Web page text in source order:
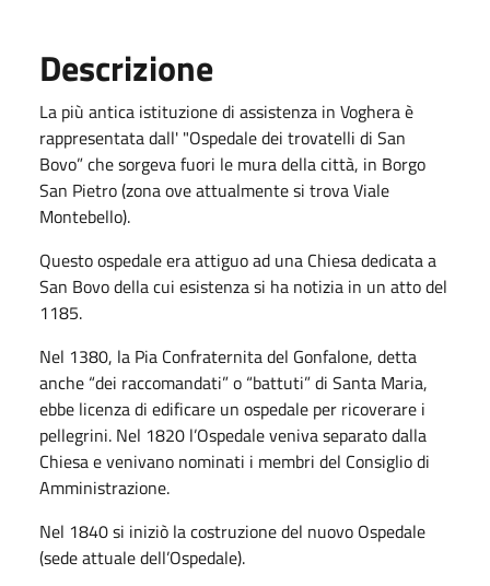
Descrizione
La più antica istituzione di assistenza in Voghera è
rappresentata dall' "Ospedale dei trovatelli di San
Bovo” che sorgeva fuori le mura della città, in Borgo
San Pietro (zona ove attualmente si trova Viale
Montebello).
Questo ospedale era attiguo ad una Chiesa dedicata a
San Bovo della cui esistenza si ha notizia in un atto del
1185.
Nel 1380, la Pia Confraternita del Gonfalone, detta
anche “dei raccomandati” o “battuti” di Santa Maria,
ebbe licenza di edificare un ospedale per ricoverare i
pellegrini. Nel 1820 l’Ospedale veniva separato dalla
Chiesa e venivano nominati i membri del Consiglio di
Amministrazione.
Nel 1840 si iniziò la costruzione del nuovo Ospedale
(sede attuale dell’Ospedale).